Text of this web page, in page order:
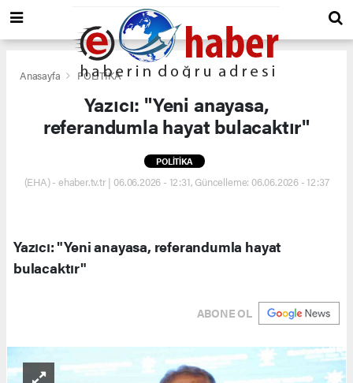
Anasayfa POLİTİKA
Yazıcı: "Yeni anayasa,
referandumla hayat bulacaktır"
POLİTİKA
(EHA) - ehaber.tv.tr | 06.06.2026 - 12:31, Güncelleme: 06.06.2026 - 12:37
Yazıcı: "Yeni anayasa, referandumla hayat
bulacaktır"
ABONE OL